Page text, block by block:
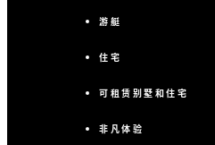
游艇
住宅
可租赁别墅和住宅
非凡体验